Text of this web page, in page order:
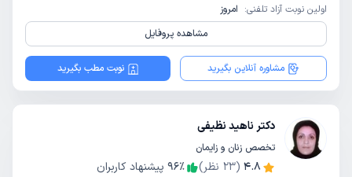
اولین نوبت آزاد تلفنی: امروز
مشاهده پروفایل
مشاوره آنلاین بگیرید نوبت مطب بگیرید
دکتر ناهید نظیفی
تخصص زنان و زایمان
4.8
(
23 نظر) 96٪
پیشنهاد کاربران